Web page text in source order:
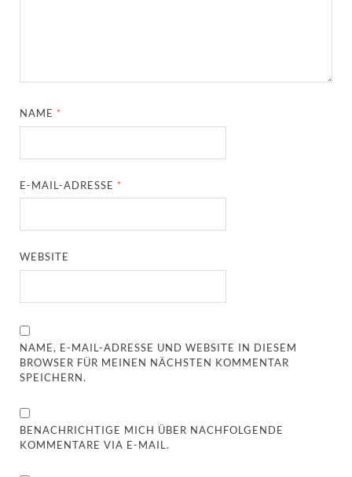
NAME *
E-MAIL-ADRESSE *
WEBSITE
NAME, E-MAIL-ADRESSE UND WEBSITE IN DIESEM
BROWSER FÜR MEINEN NÄCHSTEN KOMMENTAR
SPEICHERN.
BENACHRICHTIGE MICH ÜBER NACHFOLGENDE
KOMMENTARE VIA E-MAIL.